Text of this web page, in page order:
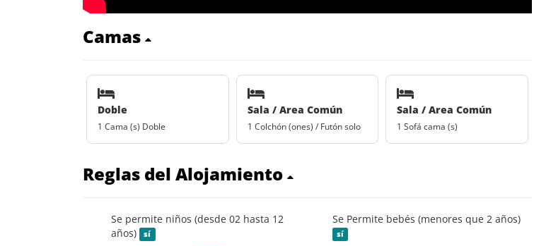
Camas
Doble
1 Cama (s) Doble
Sala / Area Común
1 Colchón (ones) / Futón solo
Sala / Area Común
1 Sofá cama (s)
Reglas del Alojamiento
Se permite niños (desde 02 hasta 12
años)
sí
Se Permite bebés (menores que 2 años)
sí